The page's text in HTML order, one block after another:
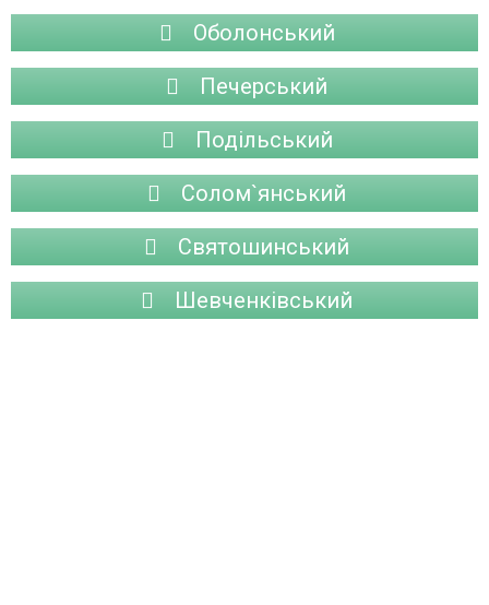
Оболонський
Печерський
Подільський
Солом`янський
Святошинський
Шевченківський